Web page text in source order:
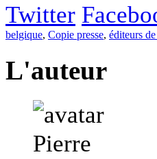
Twitter
belgique, Copie presse, éditeurs
L'auteur